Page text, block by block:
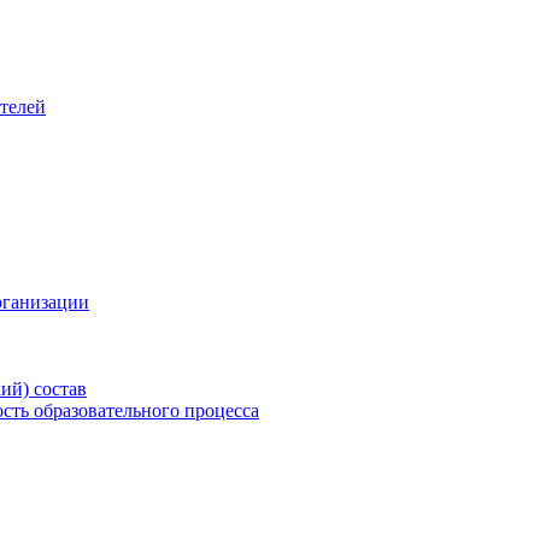
состав
образовательного процесса